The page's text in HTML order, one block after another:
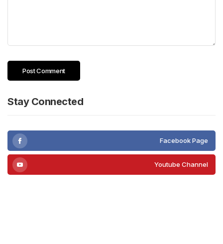
Stay Connected
Facebook Page
Youtube Channel